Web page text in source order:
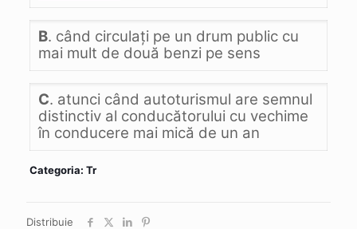
B. când circulaţi pe un drum public cu
mai mult de două benzi pe sens
C. atunci când autoturismul are semnul
distinctiv al conducătorului cu vechime
în conducere mai mică de un an
Categoria: Tr
Distribuie